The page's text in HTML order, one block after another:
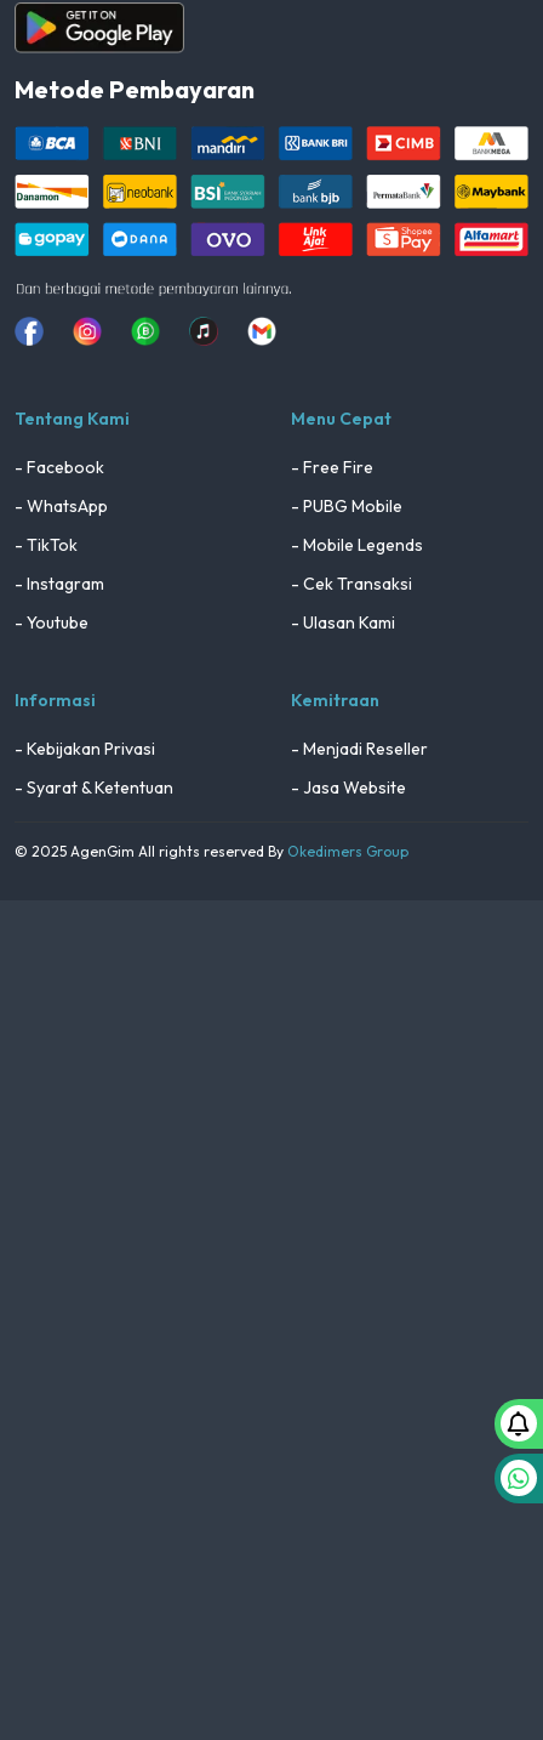
Aplikasi Android
Metode Pembayaran
FacebookInstagramWhatsapp
Tiktok youtube
Tentang Kami
- Facebook
- WhatsApp
- TikTok
- Instagram
- Youtube
Informasi
- Kebijakan Privasi
- Syarat & Ketentuan
Menu Cepat
- Free Fire
- PUBG Mobile
- Mobile Legends
- Cek Transaksi
- Ulasan Kami
Kemitraan
- Menjadi Reseller
- Jasa Website
© 2025 AgenGim All rights reserved By Okedimers Group